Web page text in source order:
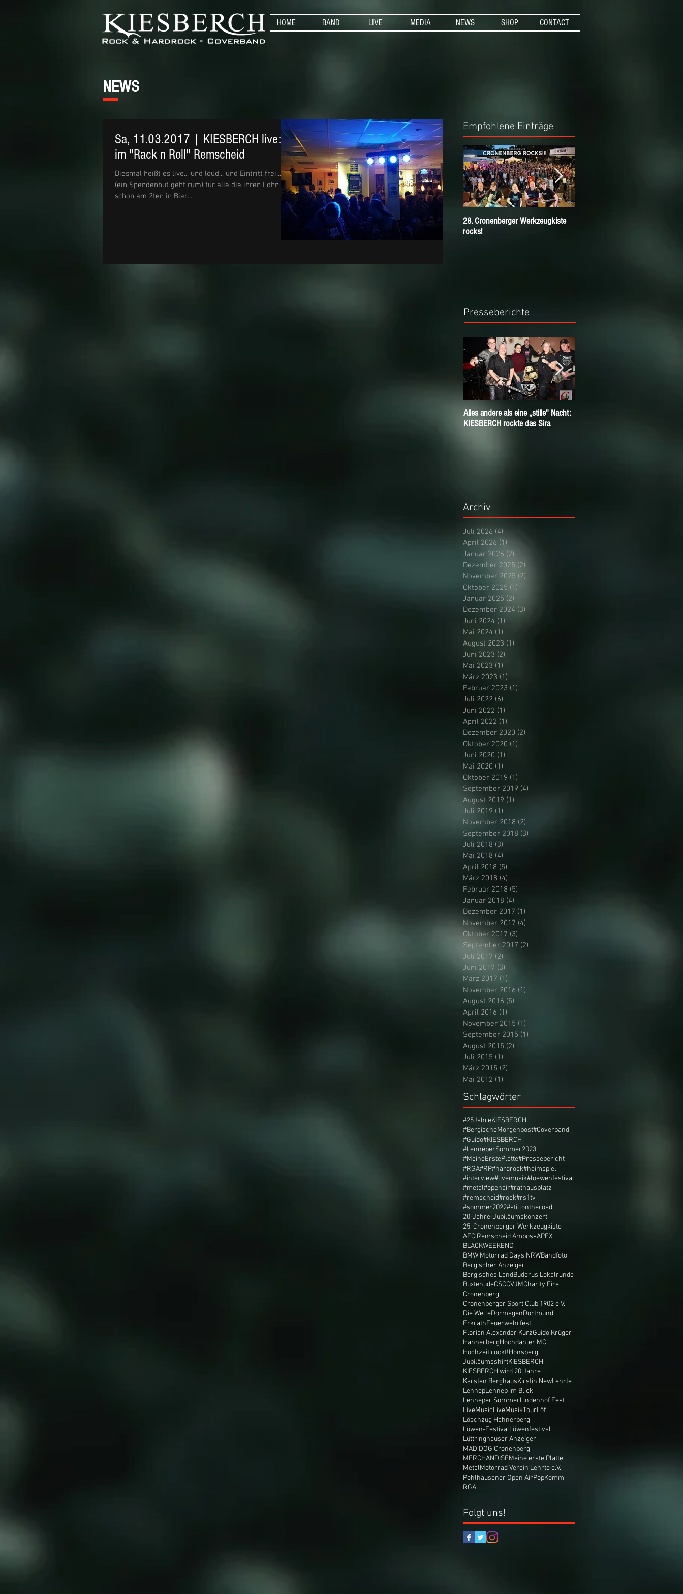
HOME BAND LIVE MEDIA NEWS SHOP CONTACT
NEWS
Sa, 11.03.2017 | KIESBERCH live:
im "Rack n Roll" Remscheid
Diesmal heißt es live... und loud... und Eintritt frei...
(ein Spendenhut geht rum) für alle die ihren Lohn
schon am 2ten in Bier...
Empfohlene Einträge
28. Cronenberger Werkzeugkiste
rocks!
Presseberichte
Alles andere als eine „stille" Nacht:
KIESBERCH rockte das Sira
Archiv
Juli 2026 (4)
April 2026 (1)
Januar 2026 (2)
Dezember 2025 (2)
November 2025 (2)
Oktober 2025 (1)
Januar 2025 (2)
Dezember 2024 (3)
Juni 2024 (1)
Mai 2024 (1)
August 2023 (1)
Juni 2023 (2)
Mai 2023 (1)
März 2023 (1)
Februar 2023 (1)
Juli 2022 (6)
Juni 2022 (1)
April 2022 (1)
Dezember 2020 (2)
Oktober 2020 (1)
Juni 2020 (1)
Mai 2020 (1)
Oktober 2019 (1)
September 2019 (4)
August 2019 (1)
Juli 2019 (1)
November 2018 (2)
September 2018 (3)
Juli 2018 (3)
Mai 2018 (4)
April 2018 (5)
März 2018 (4)
Februar 2018 (5)
Januar 2018 (4)
Dezember 2017 (1)
November 2017 (4)
Oktober 2017 (3)
September 2017 (2)
Juli 2017 (2)
Juni 2017 (3)
März 2017 (1)
November 2016 (1)
August 2016 (5)
April 2016 (1)
November 2015 (1)
September 2015 (1)
August 2015 (2)
Juli 2015 (1)
März 2015 (2)
Mai 2012 (1)
Schlagwörter
#25JahreKIESBERCH
#BergischeMorgenpost#Coverband
#Guido#KIESBERCH
#LenneperSommer2023
#MeineErstePlatte#Pressebericht
#RGA#RP#hardrock#heimspiel
#interview#livemusik#loewenfestival
#metal#openair#rathausplatz
#remscheid#rock#rs1tv
#sommer2022#stillontheroad
20-Jahre-Jubiläumskonzert
25. Cronenberger Werkzeugkiste
AFC Remscheid AmbossAPEX
BLACKWEEKEND
BMW Motorrad Days NRWBandfoto
Bergischer Anzeiger
Bergisches LandBuderus Lokalrunde
BuxtehudeCSCCVJMCharity Fire
Cronenberg
Cronenberger Sport Club 1902 e.V.
Die WelleDormagenDortmund
ErkrathFeuerwehrfest
Florian Alexander KurzGuido Krüger
HahnerbergHochdahler MC
Hochzeit rockt!Honsberg
JubiläumsshirtKIESBERCH
KIESBERCH wird 20 Jahre
Karsten BerghausKirstin NewLehrte
LennepLennep im Blick
Lenneper SommerLindenhof Fest
LiveMusicLiveMusikTourLöf
Löschzug Hahnerberg
Löwen-FestivalLöwenfestival
Lüttringhauser Anzeiger
MAD DOG Cronenberg
MERCHANDISEMeine erste Platte
MetalMotorrad Verein Lehrte e.V.
Pohlhausener Open AirPopKomm
RGA
Folgt uns!